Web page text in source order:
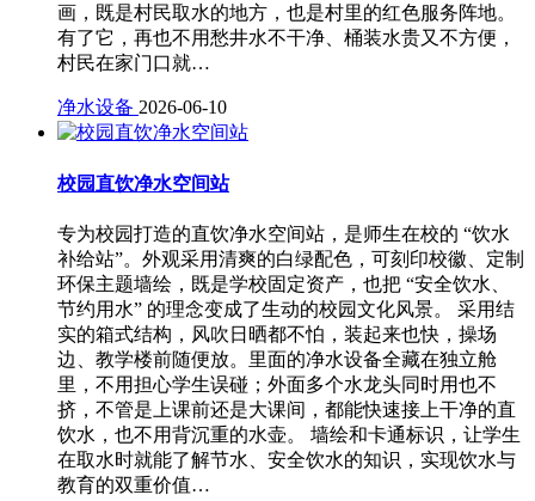
画，既是村民取水的地方，也是村里的红色服务阵地。
有了它，再也不用愁井水不干净、桶装水贵又不方便，
村民在家门口就…
净水设备 2026-06-10
校园直饮净水空间站
专为校园打造的直饮净水空间站，是师生在校的 “饮水
补给站”。外观采用清爽的白绿配色，可刻印校徽、定制
环保主题墙绘，既是学校固定资产，也把 “安全饮水、
节约用水” 的理念变成了生动的校园文化风景。 采用结
实的箱式结构，风吹日晒都不怕，装起来也快，操场
边、教学楼前随便放。里面的净水设备全藏在独立舱
里，不用担心学生误碰；外面多个水龙头同时用也不
挤，不管是上课前还是大课间，都能快速接上干净的直
饮水，也不用背沉重的水壶。 墙绘和卡通标识，让学生
在取水时就能了解节水、安全饮水的知识，实现饮水与
教育的双重价值…